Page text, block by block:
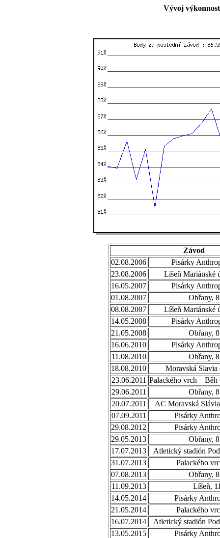
Vývoj
Závod
02.08.2006
Pisárky
23.08.2006
Líšeň Mariánské
16.05.2007
Pisárky
01.08.2007
Obřany,
08.08.2007
Líšeň Mariánské
14.05.2008
Pisárky
21.05.2008
Obřany,
16.06.2010
Pisárky
11.08.2010
Obřany,
18.08.2010
Moravská Slavia
23.06.2011 Palackého vrch –
29.06.2011
Obřany,
20.07.2011
AC Moravská
07.09.2011
Pisárky
29.08.2012
Pisárky
29.05.2013
Obřany,
17.07.2013
Atletický stadión
31.07.2013
Palackého
07.08.2013
Obřany,
11.09.2013
Líšeň,
14.05.2014
Pisárky
21.05.2014
Palackého
16.07.2014
Atletický stadión
13.05.2015
Pisárky